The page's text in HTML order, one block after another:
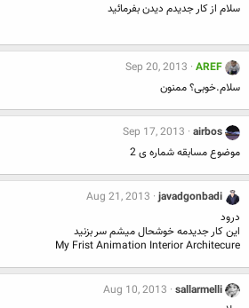
سلام از کار جدیدم دیدن بفرمائید
AREF
Sep 20, 2013
سلام.خوبی؟ ممنون
airbos
Sep 17, 2013
موضوع مسابقه شماره ی 2
javadgonbadi
Aug 21, 2013
درود
این کار جدیدمه خوشحال میشم سر بزنید
My Frist Animation Interior Architecure
sallarmelli
Aug 10, 2013